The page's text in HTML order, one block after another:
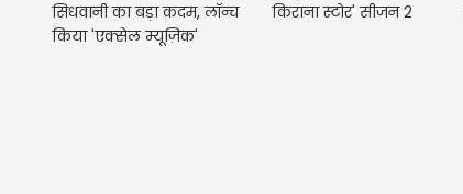
सिधवानी का बड़ा कदम, लॉन्च
किया 'एक्सेल म्यूज़िक'
किराना स्टोर' सीजन 2